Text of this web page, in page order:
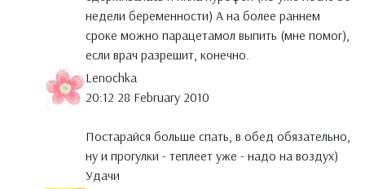
недели беременности) А на более раннем
сроке можно парацетамол выпить (мне помог),
если врач разрешит, конечно.
Lenochka
20:12 28 February 2010
Постарайся больше спать, в обед обязательно,
ну и прогулки - теплеет уже - надо на воздух)
Удачи